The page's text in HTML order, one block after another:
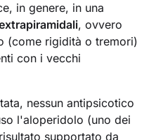
in genere, in una
, ovvero
(come rigidità o tremori)
con i vecchi
nessun antipsicotico
l'aloperidolo (uno dei
supportato da